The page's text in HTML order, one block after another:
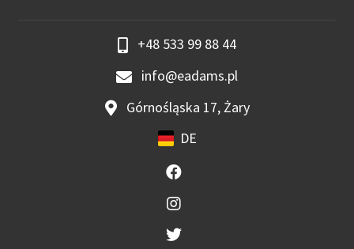
+48 533 99 88 44
info@eadams.pl
Górnośląska 17, Żary
DE